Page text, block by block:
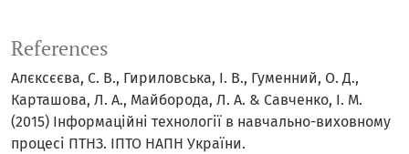
References
Алєксєєва, С. В., Гириловська, І. В., Гуменний, О. Д.,
Карташова, Л. А., Майборода, Л. А. & Савченко, І. М.
(2015) Інформаційні технології в навчально-виховному
процесі ПТНЗ. ІПТО НАПН України.